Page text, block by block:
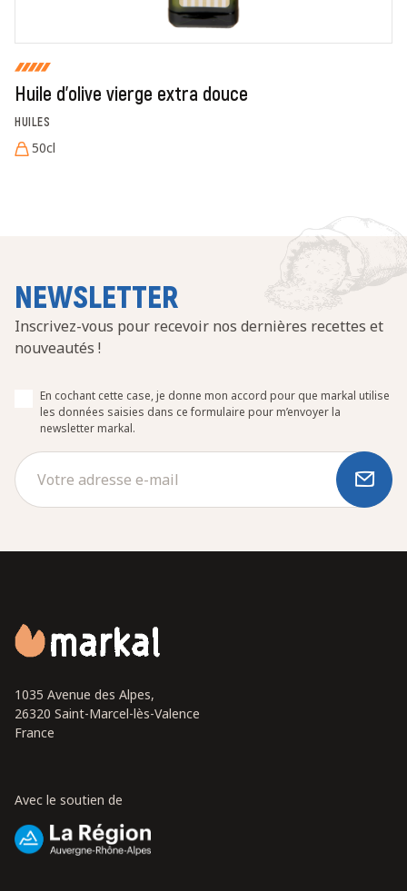
Huile d'olive vierge extra douce
HUILES
50cl
NEWSLETTER
Inscrivez-vous pour recevoir nos dernières recettes et
nouveautés !
En cochant cette case, je donne mon accord pour que markal utilise
les données saisies dans ce formulaire pour m’envoyer la
newsletter markal.
1035 Avenue des Alpes,
26320 Saint-Marcel-lès-Valence
France
Avec le soutien de